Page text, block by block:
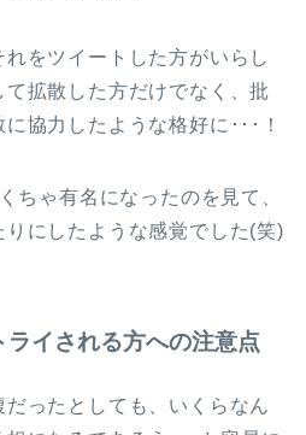
をツイートした方がいらし
拡散した方だけでなく、批
協力したような格好に･･･！
ちゃ有名になったのを見て、
にしたような感覚でした(笑)
ライされる方への注意点
ったとしても、いくらなん